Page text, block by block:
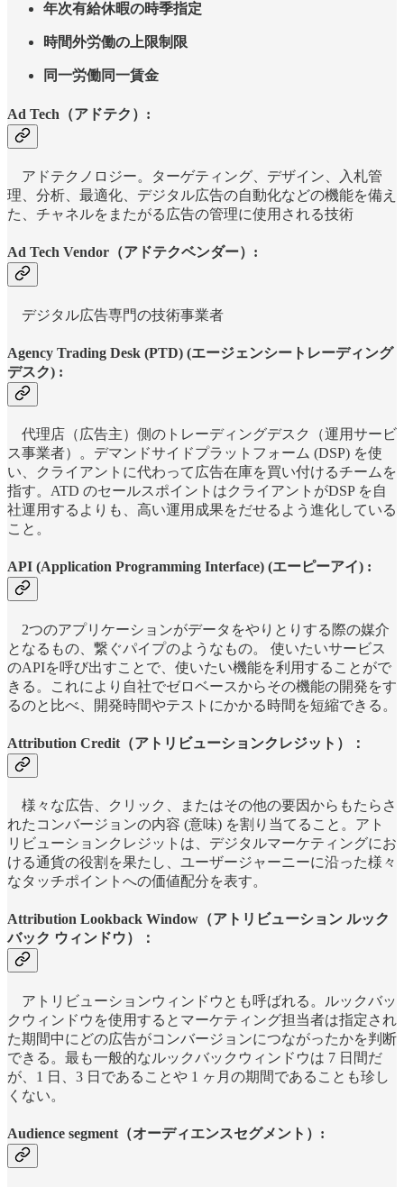
年次有給休暇の時季指定
時間外労働の上限制限
同一労働同一賃金
Ad Tech（アドテク）:
アドテクノロジー。ターゲティング、デザイン、入札管
理、分析、最適化、デジタル広告の自動化などの機能を備え
た、チャネルをまたがる広告の管理に使用される技術
Ad Tech Vendor（アドテクベンダー）:
デジタル広告専門の技術事業者
Agency Trading Desk (PTD) (エージェンシートレーディング
デスク) :
代理店（広告主）側のトレーディングデスク（運用サービ
ス事業者）。デマンドサイドプラットフォーム (DSP) を使
い、クライアントに代わって広告在庫を買い付けるチームを
指す。ATD のセールスポイントはクライアントがDSP を自
社運用するよりも、高い運用成果をだせるよう進化している
こと。
API (Application Programming Interface) (エーピーアイ) :
2つのアプリケーションがデータをやりとりする際の媒介
となるもの、繋ぐパイプのようなもの。 使いたいサービス
のAPIを呼び出すことで、使いたい機能を利用することがで
きる。これにより自社でゼロベースからその機能の開発をす
るのと比べ、開発時間やテストにかかる時間を短縮できる。
Attribution Credit（アトリビューションクレジット）：
様々な広告、クリック、またはその他の要因からもたらさ
れたコンバージョンの内容 (意味) を割り当てること。アト
リビューションクレジットは、デジタルマーケティングにお
ける通貨の役割を果たし、ユーザージャーニーに沿った様々
なタッチポイントへの価値配分を表す。
Attribution Lookback Window（アトリビューション ルック
バック ウィンドウ）：
アトリビューションウィンドウとも呼ばれる。ルックバッ
クウィンドウを使用するとマーケティング担当者は指定され
た期間中にどの広告がコンバージョンにつながったかを判断
できる。最も一般的なルックバックウィンドウは 7 日間だ
が、1 日、3 日であることや 1 ヶ月の期間であることも珍し
くない。
Audience segment（オーディエンスセグメント）: